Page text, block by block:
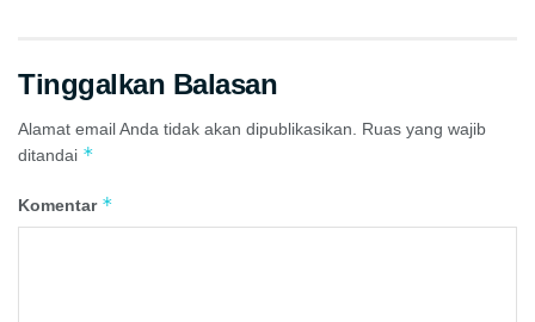
Tinggalkan Balasan
Alamat email Anda tidak akan dipublikasikan.
Ruas yang wajib
ditandai *
Komentar *